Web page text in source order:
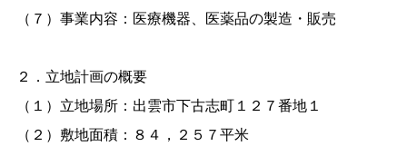
（７）事業内容：医療機器、医薬品の製造・販売
２．立地計画の概要
（１）立地場所：出雲市下古志町１２７番地１
（２）敷地面積：８４，２５７平米